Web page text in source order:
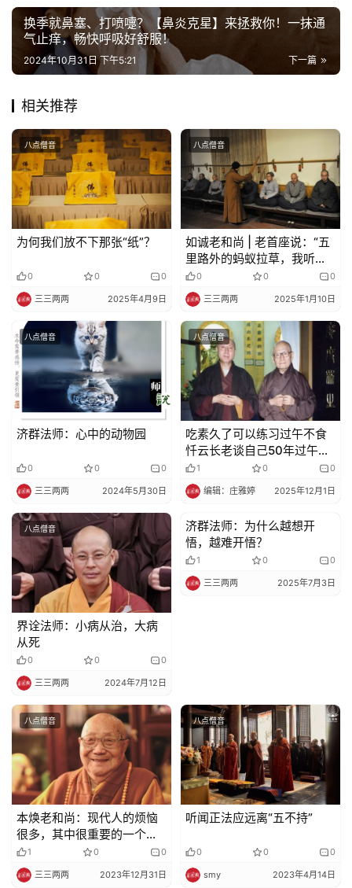
公
益
慈
佛
教
人
物
寺
巡
礼
视
频
纪
录
教
艺
术
政
策
法
规
免
责
明
登录 注册
换季就鼻塞、打喷嚏？【鼻炎克星】来拯救你！一抹通
气止痒，畅快呼吸好舒服！
下一篇
2024年10月31日 下午5:21
相关推荐
八点僧音
为何我们放不下那张“纸”？
0 0 0
三三两两 2025年4月9日
八点僧音
如诚老和尚 | 老首座说：“五
里路外的蚂蚁拉草，我听的
吱吱哗啦的”
0 0 0
三三两两 2025年1月10日
八点僧音
济群法师：心中的动物园
0 0 0
三三两两 2024年5月30日
八点僧音
吃素久了可以练习过午不食
忏云长老谈自己50年过午不
食的体验
1 0 0
编辑：庄雅婷 2025年12月1日
八点僧音
界诠法师：小病从治，大病
从死
0 0 0
三三两两 2024年7月12日
八点僧音
济群法师：为什么越想开
悟，越难开悟？
1 0 0
三三两两 2025年7月3日
八点僧音
本焕老和尚：现代人的烦恼
很多，其中很重要的一个原
因就是无休止的攀比造成的
1 0 0
三三两两 2023年12月31日
八点僧音
听闻正法应远离“五不持”
0 0 0
smy 2023年4月14日